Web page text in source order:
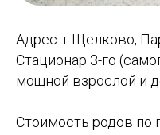
Адрес: г.Щелково,
Стационар 3-го
мощной взрослой и
Стоимость родов по